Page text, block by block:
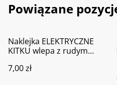
Powiązane
Naklejka ELEKTRYCZNE
KITKU wlepa z rudym
7,00 zł